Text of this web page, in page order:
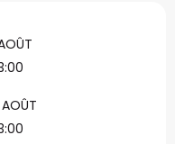
AOÛT